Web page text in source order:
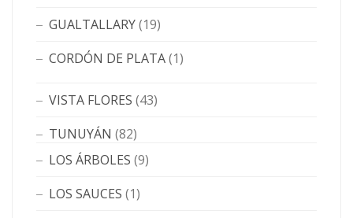
GUALTALLARY(19)
CORDÓN DE PLATA(1)
VISTA FLORES (43)
TUNUYÁN (82)
LOS ÁRBOLES (9)
LOS SAUCES (1)